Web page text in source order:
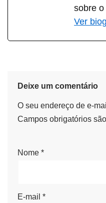
sobre
Ver
Deixe um comentário
O seu endereço de e-
Campos obrigatórios
Nome *
E-mail *